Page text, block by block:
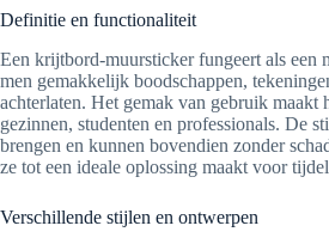
Definitie en functionaliteit
Een krijtbord-muursticker fungeert als een
men gemakkelijk boodschappen,
achterlaten. Het gemak van gebruik maakt
gezinnen, studenten en professionals. De
brengen en kunnen bovendien zonder
ze tot een ideale oplossing maakt voor
Verschillende stijlen en ontwerpen